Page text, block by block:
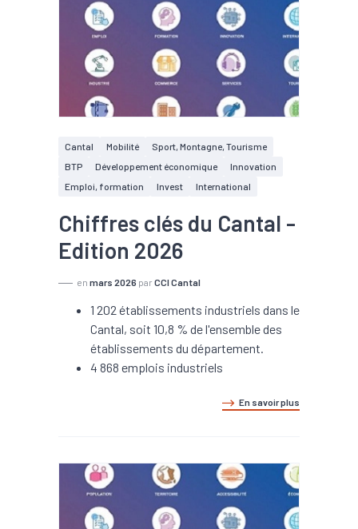
Cantal Mobilité
Sport, Montagne, Tourisme
BTP
Développement économique
Innovation
Emploi, formation
Invest International
Chiffres clés du Cantal -
Edition 2026
en mars 2026 par CCI Cantal
1 202 établissements industriels dans le
Cantal, soit 10,8 % de l'ensemble des
établissements du département.
4 868 emplois industriels
En savoir plus